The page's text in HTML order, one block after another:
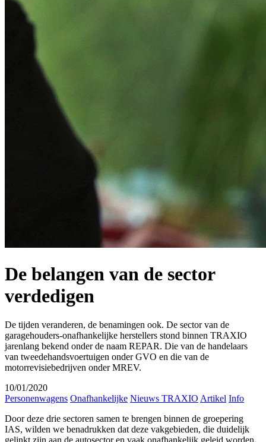
De belangen van de sector
verdedigen
De tijden veranderen, de benamingen ook. De sector van de
garagehouders-onafhankelijke herstellers stond binnen TRAXIO
jarenlang bekend onder de naam REPAR. Die van de handelaars
van tweedehandsvoertuigen onder GVO en die van de
motorrevisiebedrijven onder MREV.
10/01/2020
Personenwagens Onafhankelijke Nieuws TRAXIO Artikel Info
Door deze drie sectoren samen te brengen binnen de groepering
IAS, wilden we benadrukken dat deze vakgebieden, die duidelijk